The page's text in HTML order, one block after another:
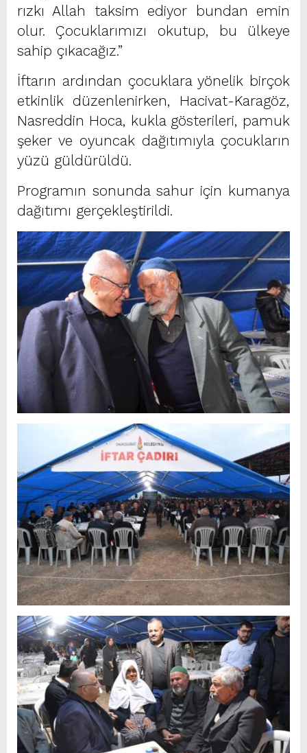
rızkı Allah taksim ediyor bundan emin
olur. Çocuklarımızı okutup, bu ülkeye
sahip çıkacağız.”
İftarın ardından çocuklara yönelik birçok
etkinlik düzenlenirken, Hacivat-Karagöz,
Nasreddin Hoca, kukla gösterileri, pamuk
şeker ve oyuncak dağıtımıyla çocukların
yüzü güldürüldü.
Programın sonunda sahur için kumanya
dağıtımı gerçekleştirildi.